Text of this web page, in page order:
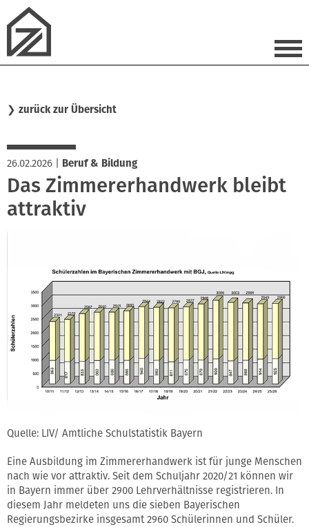
❯ zurück zur Übersicht
26.02.2026 Beruf & Bildung
Das Zimmererhandwerk bleibt
attraktiv
Quelle: LIV/ Amtliche Schulstatistik Bayern
Eine Ausbildung im Zimmererhandwerk ist für junge Menschen
nach wie vor attraktiv. Seit dem Schuljahr 2020/21 können wir
in Bayern immer über 2900 Lehrverhältnisse registrieren. In
diesem Jahr meldeten uns die sieben Bayerischen
Regierungsbezirke insgesamt 2960 Schülerinnen und Schüler.